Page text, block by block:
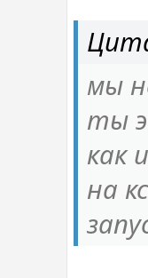
мы
ты
как
на